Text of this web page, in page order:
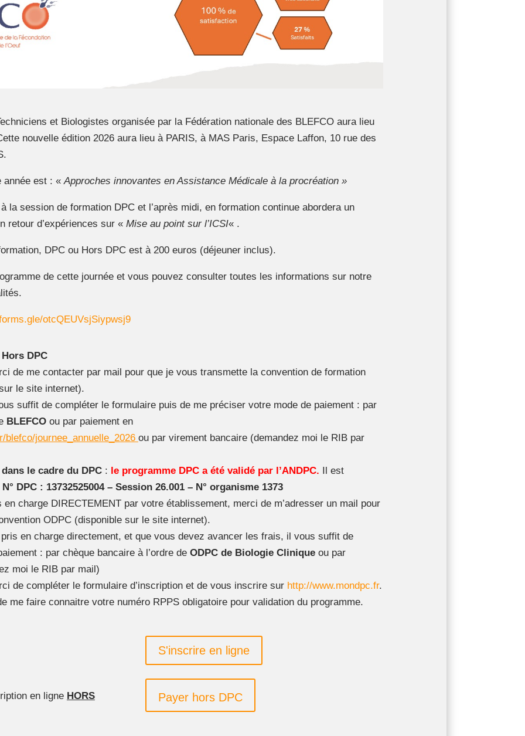
et Biologistes organisée par la Fédération nationale des BLEFCO aura lieu
nouvelle édition 2026 aura lieu à PARIS, à MAS Paris, Espace Laffon, 10 rue des
année est : « Approches innovantes en Assistance Médicale à la procréation »
la session de formation DPC et l’après midi, en formation continue abordera un
retour d’expériences sur « Mise au point sur l’ICSI« .
DPC ou Hors DPC est à 200 euros (déjeuner inclus).
de cette journée et vous pouvez consulter toutes les informations sur notre
otcQEUVsjSiypwsj9
DPC
de me contacter par mail pour que je vous transmette la convention de formation
le site internet).
suffit de compléter le formulaire puis de me préciser votre mode de paiement : par
BLEFCOou par paiement en
blefco/journee_annuelle_2026 ou par virement bancaire (demandez moi le RIB par
le cadre du DPC: le programme DPC a été validé par l’ANDPC. Il est
N° DPC : 13732525004 – Session 26.001 – N° organisme 1373
charge DIRECTEMENT par votre établissement, merci de m’adresser un mail pour
ODPC (disponible sur le site internet).
en charge directement, et que vous devez avancer les frais, il vous suffit de
: par chèque bancaire à l’ordre de ODPC de Biologie Cliniqueou par
moi le RIB par mail)
de compléter le formulaire d’inscription et de vous inscrire sur http://www.mondpc.fr.
me faire connaitre votre numéro RPPS obligatoire pour validation du programme.
en ligne HORS
S'inscrire en ligne
Payer hors DPC